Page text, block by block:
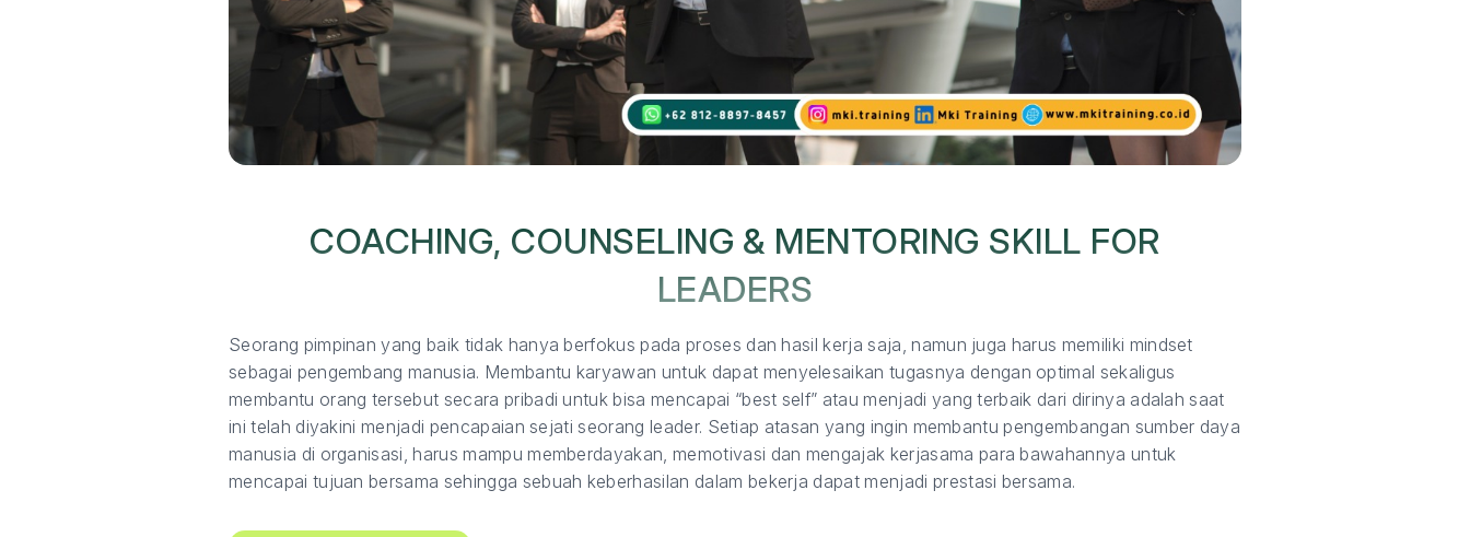
COACHING, COUNSELING & MENTORING SKILL FOR
LEADERS
Seorang pimpinan yang baik tidak hanya berfokus pada proses dan hasil kerja saja, namun juga harus memiliki mindset
sebagai pengembang manusia. Membantu karyawan untuk dapat menyelesaikan tugasnya dengan optimal sekaligus
membantu orang tersebut secara pribadi untuk bisa mencapai “best self” atau menjadi yang terbaik dari dirinya adalah saat
ini telah diyakini menjadi pencapaian sejati seorang leader. Setiap atasan yang ingin membantu pengembangan sumber daya
manusia di organisasi, harus mampu memberdayakan, memotivasi dan mengajak kerjasama para bawahannya untuk
mencapai tujuan bersama sehingga sebuah keberhasilan dalam bekerja dapat menjadi prestasi bersama.